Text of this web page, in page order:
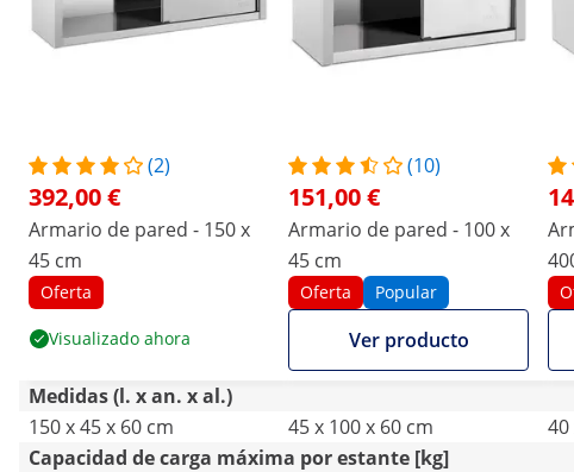
(2)
392,00 €
Armario de pared - 150 x
45 cm
Oferta
Visualizado ahora
(10)
151,00 €
Armario de pared - 100 x
45 cm
Oferta Popular
Ver producto
kg
Medidas (l. x an. x al.)
150 x 45 x 60 cm
45 x 100 x 60 cm 40
Capacidad de carga máxima por estante [kg]